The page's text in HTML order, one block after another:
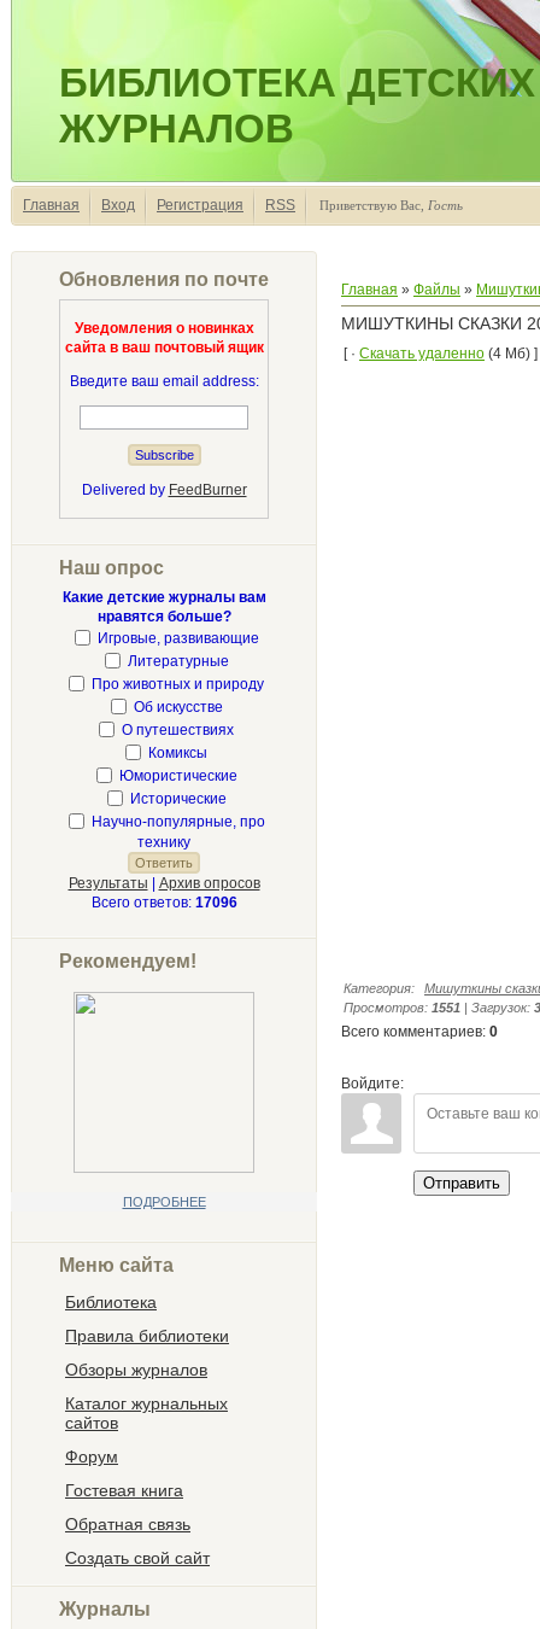
БИБЛИОТЕКА ДЕТСКИХ
ЖУРНАЛОВ
Главная Вход Регистрация RSS Приветствую Вас Гость
Обновления по почте
Уведомления о новинках
сайта в ваш почтовый ящик
Введите ваш email address:
Delivered by FeedBurner
Наш опрос
Какие детские журналы вам
нравятся больше?
Игровые, развивающие
Литературные
Про животных и природу
Об искусстве
О путешествиях
Комиксы
Юмористические
Исторические
Научно-популярные, про
технику
Результаты
Архив опросов
Всего ответов: 17096
Рекомендуем!
ПОДРОБНЕЕ
Меню сайта
Библиотека
Правила библиотеки
Обзоры журналов
Каталог журнальных
сайтов
Форум
Гостевая книга
Обратная связь
Создать свой сайт
Журналы
Главная » Файлы »
МИШУТКИНЫ СКАЗКИ
[ · Скачать удаленно (4 Мб) ]
Категория:
Мишуткины
Просмотров: 1551 | Загрузок:
Всего комментариев: 0
Войдите:
Отправить